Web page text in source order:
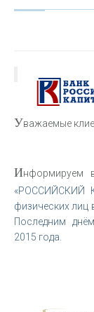
Уважаемые
Информируем
«РОССИЙСКИЙ
физических лиц
Последним
2015 года.